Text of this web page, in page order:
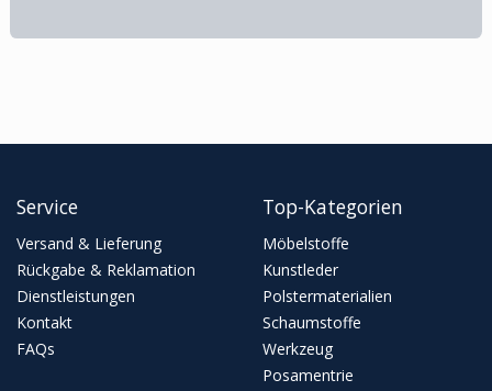
Service
Versand & Lieferung
Rückgabe & Reklamation
Dienstleistungen
Kontakt
FAQs
Top-Kategorien
Möbelstoffe
Kunstleder
Polstermaterialien
Schaumstoffe
Werkzeug
Posamentrie